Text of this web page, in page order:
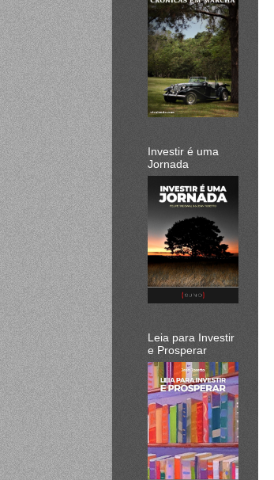
Investir é uma
Jornada
Leia para Investir
e Prosperar